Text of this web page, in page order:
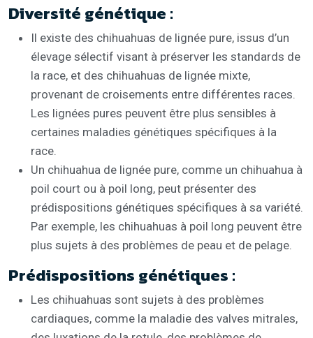
Diversité génétique :
Il existe des chihuahuas de lignée pure, issus d’un
élevage sélectif visant à préserver les standards de
la race, et des chihuahuas de lignée mixte,
provenant de croisements entre différentes races.
Les lignées pures peuvent être plus sensibles à
certaines maladies génétiques spécifiques à la
race.
Un chihuahua de lignée pure, comme un chihuahua à
poil court ou à poil long, peut présenter des
prédispositions génétiques spécifiques à sa variété.
Par exemple, les chihuahuas à poil long peuvent être
plus sujets à des problèmes de peau et de pelage.
Prédispositions génétiques :
Les chihuahuas sont sujets à des problèmes
cardiaques, comme la maladie des valves mitrales,